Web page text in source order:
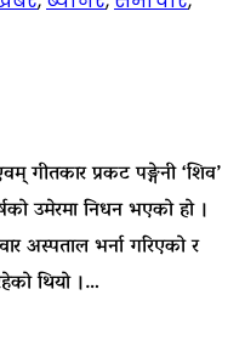
गीतकार प्रकट पङ्गेनी ‘शिव’
उमेरमा निधन भएको हो ।
अस्पताल भर्ना गरिएको र
थियो ।…